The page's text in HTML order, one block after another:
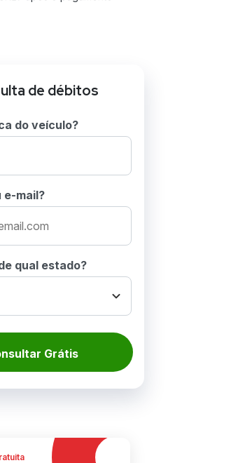
de débitos
do veículo?
e-mail?
qual estado?
Grátis